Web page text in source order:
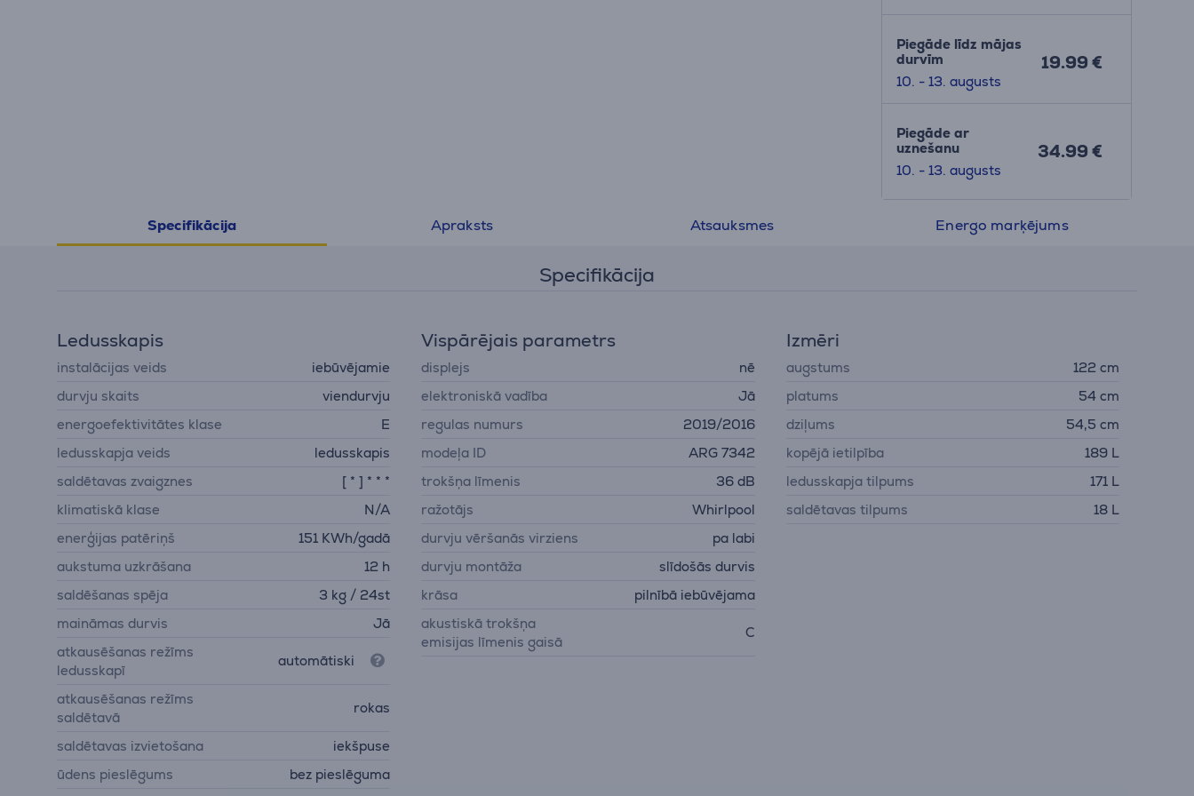
Piegāde līdz mājas
durvīm
10. - 13. augusts
19.99 €
Piegāde ar
uznešanu
10. - 13. augusts
34.99 €
Specifikācija Apraksts Atsauksmes Energo marķējums
Specifikācija
Ledusskapis
instalācijas veids
iebūvējamie
durvju skaits
viendurvju
energoefektivitātes klase
E
ledusskapja veids
ledusskapis
saldētavas zvaigznes
[ * ] * * *
klimatiskā klase
N/A
enerģijas patēriņš
151 KWh/gadā
aukstuma uzkrāšana
12 h
saldēšanas spēja
3 kg / 24st
maināmas durvis
Jā
atkausēšanas režīms
ledusskapī
automātiski
atkausēšanas režīms
saldētavā
rokas
saldētavas izvietošana
iekšpuse
ūdens pieslēgums
bez pieslēguma
Vispārējais parametrs
displejs
nē
elektroniskā vadība
Jā
regulas numurs
2019/2016
modeļa ID
ARG 7342
trokšņa līmenis
36 dB
ražotājs
Whirlpool
durvju vēršanās virziens
pa labi
durvju montāža
slīdošās durvis
krāsa
pilnībā iebūvējama
akustiskā trokšņa
emisijas līmenis gaisā
C
Izmēri
augstums
122 cm
platums
54 cm
dziļums
54,5 cm
kopējā ietilpība
189 L
ledusskapja tilpums
171 L
saldētavas tilpums
18 L